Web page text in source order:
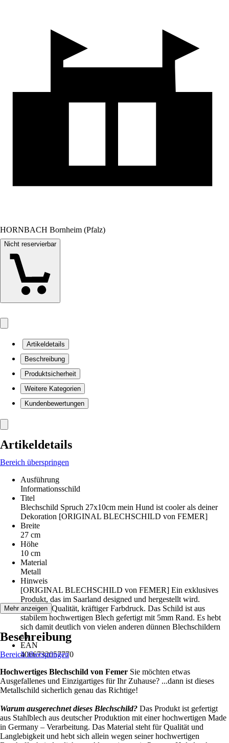
HORNBACH Bornheim (Pfalz)
Nicht reservierbar
Artikeldetails
Beschreibung
Produktsicherheit
Weitere Kategorien
Kundenbewertungen
Artikeldetails
Bereich überspringen
Ausführung
Informationsschild
Titel
Blechschild Spruch 27x10cm mein Hund ist cooler als deiner
Dekoration [ORIGINAL BLECHSCHILD von FEMER]
Breite
27 cm
Höhe
10 cm
Material
Metall
Hinweis
[ORIGINAL BLECHSCHILD von FEMER] Ein exklusives
Produkt, das im Saarland designed und hergestellt wird.
Premium Qualität, kräftiger Farbdruck. Das Schild ist aus
stabilem hochwertigen Blech gefertigt mit 5mm Rand. Es hebt
sich damit deutlich von vielen anderen dünnen Blechschildern
ab.
EAN
4066732057770
Mehr anzeigen
Beschreibung
Bereich überspringen
Hochwertiges Blechschild von Femer Sie möchten etwas
Ausgefallenes und Einzigartiges für Ihr Zuhause? ...dann ist dieses
Metallschild sicherlich genau das Richtige!
Warum ausgerechnet dieses Blechschild? Das Produkt ist gefertigt
aus Stahlblech aus deutscher Produktion mit einer hochwertigen Made
in Germany – Verarbeitung. Das Material steht für Qualität und
Langlebigkeit und hebt sich allein wegen seiner hochwertigen